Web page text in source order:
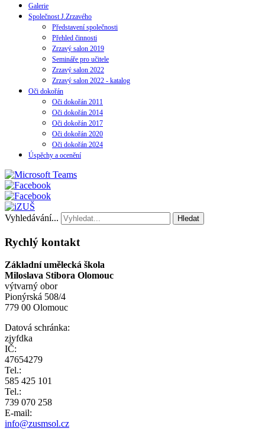
Galerie
Společnost J.Zrzavého
Představení společnosti
Přehled činnosti
Zrzavý salon 2019
Semináře pro učitele
Zrzavý salon 2022
Zrzavý salon 2022 - katalog
Oči dokořán
Oči dokořán 2011
Oči dokořán 2014
Oči dokořán 2017
Oči dokořán 2020
Oči dokořán 2024
Úspěchy a ocenění
Vyhledávání... Hledat
Rychlý kontakt
Základní umělecká škola
Miloslava Stibora Olomouc
výtvarný obor
Pionýrská 508/4
779 00 Olomouc
Datová schránka:
zjyfdka
IČ:
47654279
Tel.:
585 425 101
Tel.:
739 070 258
E-mail:
info@zusmsol.cz